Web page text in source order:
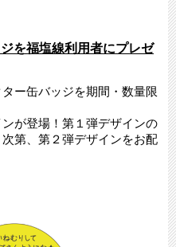
を福塩線利用者にプレゼ
ー缶バッジを期間・数量限
が登場！第１弾デザインの
第、第２弾デザインをお配